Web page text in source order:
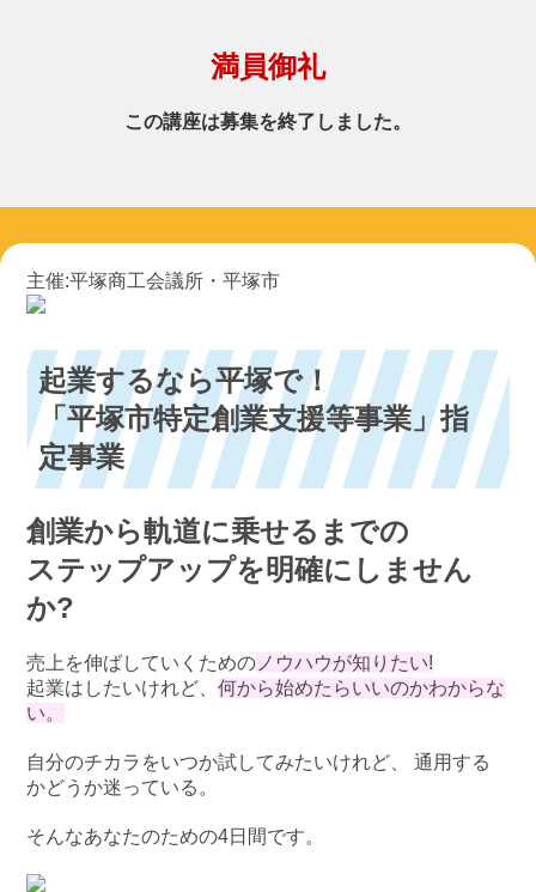
満員御礼
この講座は募集を終了しました。
主催:平塚商工会議所・平塚市
起業するなら平塚で！
「平塚市特定創業支援等事業」指
定事業
創業から軌道に乗せるまでの
ステップアップを明確にしません
か?
売上を伸ばしていくための ノウハウが知りたい!
起業はしたいけれど、何から始めたらいいのかわからな
い。
自分のチカラをいつか試してみたいけれど、 通用する
かどうか迷っている。
そんなあなたのための4日間です。